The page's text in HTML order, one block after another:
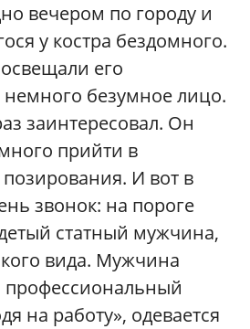
вечером по городу и
у костра бездомного.
его
немного безумное лицо.
заинтересовал. Он
прийти в
И вот в
звонок: на пороге
статный мужчина,
вида. Мужчина
профессиональный
на работу», одевается